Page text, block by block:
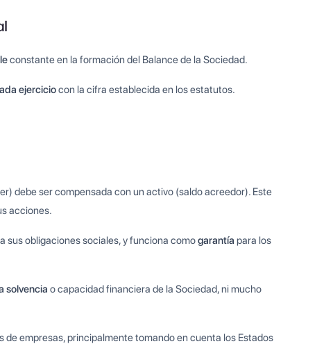
constante en la formación del Balance de la Sociedad.
ejerciciocon la cifra establecida en los estatutos.
debe ser compensada con un activo (saldo acreedor). Este
acciones.
sus obligaciones sociales, y funciona comogarantía para los
solvencia o capacidad financiera de la Sociedad, ni mucho
empresas, principalmente tomando en cuenta los Estados